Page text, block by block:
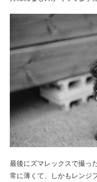
最後にズマレックスで撮っ
常に薄くて、しかもレンジ